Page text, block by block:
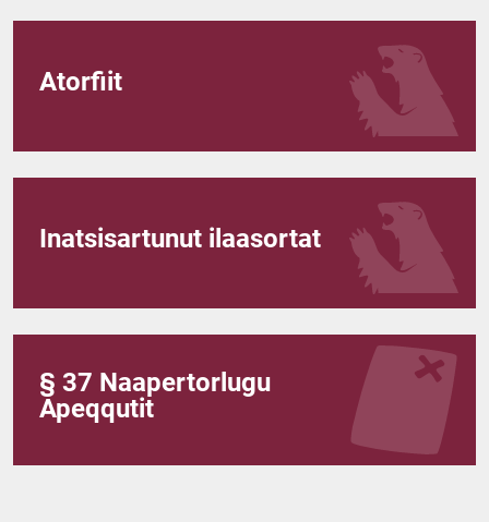
Atorfiit
Inatsisartunut ilaasortat
§ 37 Naapertorlugu
Apeqqutit